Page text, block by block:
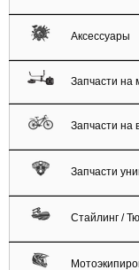
Аксессуары
Запчасти на
Запчасти на
Запчасти
Стайлинг /